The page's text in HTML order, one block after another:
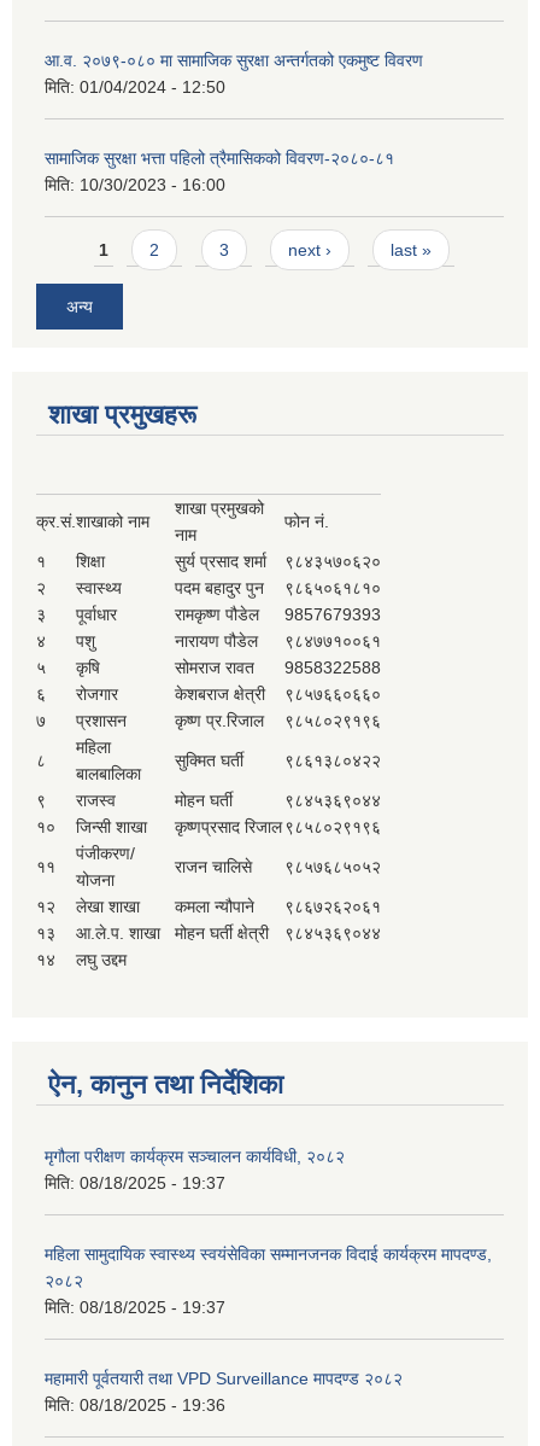
आ.व. २०७९-०८० मा सामाजिक सुरक्षा अन्तर्गतको एकमुष्ट विवरण
मिति: 01/04/2024 - 12:50
सामाजिक सुरक्षा भत्ता पहिलो त्रैमासिकको विवरण-२०८०-८१
मिति: 10/30/2023 - 16:00
Pages
1 2 3 next › last »
अन्य
शाखा प्रमुखहरू
क्र.सं.शाखाको नाम
शाखा प्रमुखको
नाम
फोन नं.
१ शिक्षा सुर्य प्रसाद शर्मा
९८४३५७०६२०
२
स्वास्थ्य पदम बहादुर पुन
९८६५०६१८१०
३
पूर्वाधार रामकृष्ण पौडेल
9857679393
४
पशु नारायण पौडेल
९८४७७१००६१
५
कृषि सोमराज रावत
9858322588
६
रोजगार केशबराज क्षेत्री
९८५७६६०६६०
७
प्रशासन कृष्ण प्र.रिजाल ९८५८०२९१९६
८
महिला
बालबालिका
सुक्मित घर्ती ९८६१३८०४२२
९ राजस्व मोहन घर्ती
९८४५३६९०४४
१०
जिन्सी शाखा कृष्णप्रसाद रिजाल९८५८०२९१९६
११
पंजीकरण/
योजना
राजन चालिसे ९८५७६८५०५२
१२ लेखा शाखा कमला न्यौपाने
९८६७२६२०६१
१३
आ.ले.प. शाखा मोहन घर्ती क्षेत्री
९८४५३६९०४४
१४
लघु उद्दम
ऐन, कानुन तथा निर्देशिका
मृगौला परीक्षण कार्यक्रम सञ्चालन कार्यविधी, २०८२
मिति: 08/18/2025 - 19:37
महिला सामुदायिक स्वास्थ्य स्वयंसेविका सम्मानजनक विदाई कार्यक्रम मापदण्ड,
२०८२
मिति: 08/18/2025 - 19:37
महामारी पूर्वतयारी तथा VPD Surveillance मापदण्ड २०८२
मिति: 08/18/2025 - 19:36